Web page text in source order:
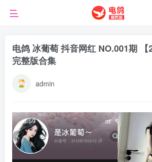
电鸽 冰葡萄 抖音网红 NO.001期
完整版合集
admin